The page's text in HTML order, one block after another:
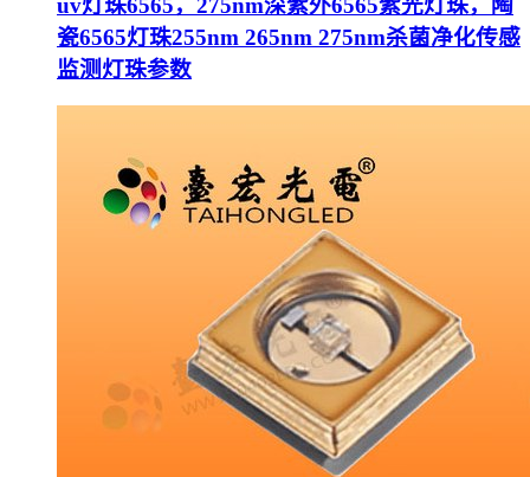
uv灯珠6565，275nm深紫外6565紫光灯珠，陶
瓷6565灯珠255nm 265nm 275nm杀菌净化传感
监测灯珠参数